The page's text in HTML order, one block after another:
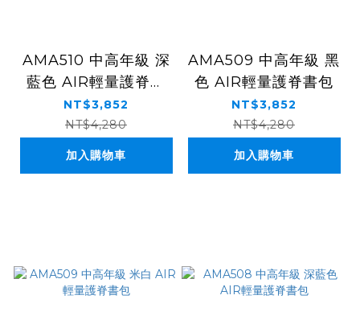
AMA510 中高年級 深
藍色 AIR輕量護脊書
包
NT$3,852
NT$4,280
加入購物車
AMA509 中高年級 黑
色 AIR輕量護脊書包
NT$3,852
NT$4,280
加入購物車